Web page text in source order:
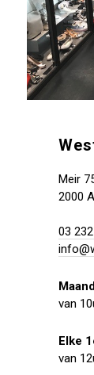
Meir
2000
03
van
Elke
van